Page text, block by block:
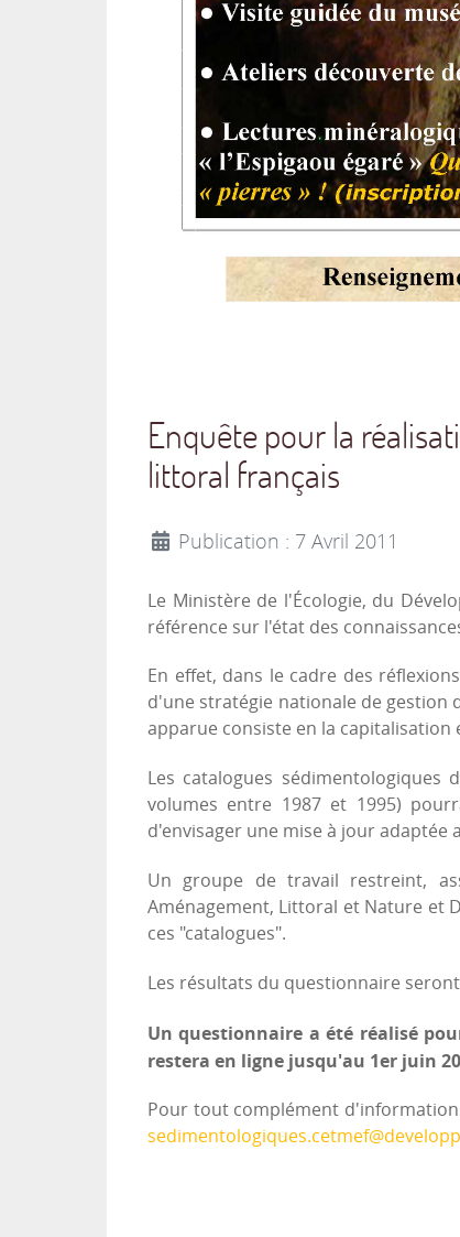
Enquête pour la
littoral français
Publication : 7 Avril 2011
Le Ministère de l'Écologie, du
référence sur l'état des
En effet, dans le cadre des
d'une stratégie nationale de gestion
apparue consiste en la
Les catalogues
volumes entre 1987 et 1995)
d'envisager une mise à jour
Un groupe de travail restreint,
Aménagement, Littoral et Nature et
ces "catalogues".
Les résultats du questionnaire
Un questionnaire a été réalisé
restera en ligne jusqu'au 1er juin
Pour tout complément